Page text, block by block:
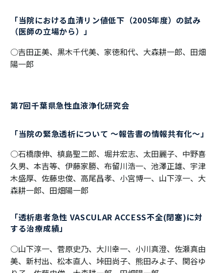
「当院における血清リン値低下（2005年度）の試み
（医師の立場から）」
○吉田正美、黒木千代美、家徳和代、大森耕一郎、田畑
陽一郎
第7回千葉県急性血液浄化研究会
「当院の緊急透析について ～報告書の情報共有化～」
○石橋康伸、槙島聖二郎、堀井宏志、太田麗子、中野喜
久男、本吉等、伊藤家勝、布留川浩一、池澤正雄、宇津
木盛厚、佐藤忠俊、高尾昌孝、小宮博一、山下淳一、大
森耕一郎、田畑陽一郎
「透析患者急性 VASCULAR ACCESS不全(閉塞)に対
する治療成績」
○山下淳一、菅原史乃、大川幸一、小川真澄、佐瀬真由
美、新村出、松本直人、垰田尚子、熊田みよ子、関谷ゆ